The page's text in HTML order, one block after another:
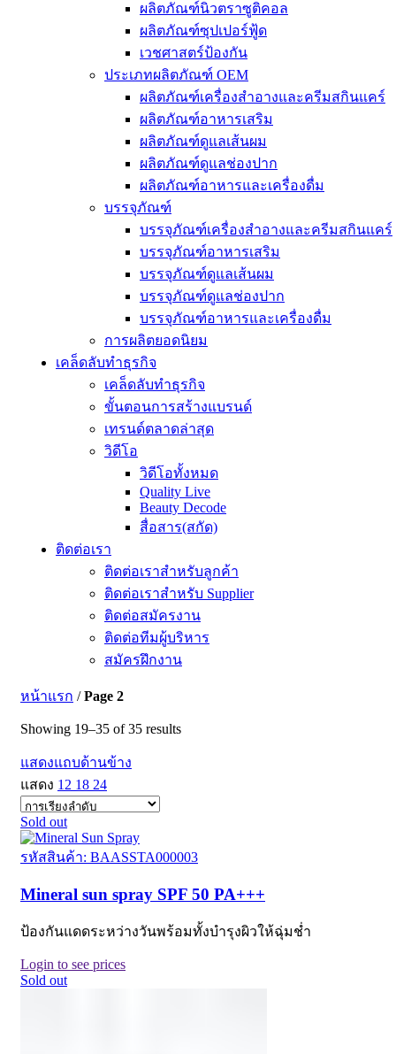
ผลิตภัณฑ์นิวตราซูติคอล
ผลิตภัณฑ์ซุปเปอร์ฟู้ด
เวชศาสตร์ป้องกัน
ประเภทผลิตภัณฑ์ OEM
ผลิตภัณฑ์เครื่องสำอางและครีมสกินแคร์
ผลิตภัณฑ์อาหารเสริม
ผลิตภัณฑ์ดูแลเส้นผม
ผลิตภัณฑ์ดูแลช่องปาก
ผลิตภัณฑ์อาหารและเครื่องดื่ม
บรรจุภัณฑ์
บรรจุภัณฑ์เครื่องสำอางและครีมสกินแคร์
บรรจุภัณฑ์อาหารเสริม
บรรจุภัณฑ์ดูแลเส้นผม
บรรจุภัณฑ์ดูแลช่องปาก
บรรจุภัณฑ์อาหารและเครื่องดื่ม
การผลิตยอดนิยม
เคล็ดลับทำธุรกิจ
เคล็ดลับทำธุรกิจ
ขั้นตอนการสร้างแบรนด์
เทรนด์ตลาดล่าสุด
วิดีโอ
วิดีโอทั้งหมด
Quality Live
Beauty Decode
สื่อสาร(สกัด)
ติดต่อเรา
ติดต่อเราสำหรับลูกค้า
ติดต่อเราสำหรับ Supplier
ติดต่อสมัครงาน
ติดต่อทีมผู้บริหาร
สมัครฝึกงาน
หน้าแรก /Page 2
Showing 19–35 of 35 results
แสดงแถบด้านข้าง
แสดง 12 18 24
Sold out
รหัสสินค้า: BAASSTA000003
Mineral sun spray SPF 50 PA+++
ป้องกันแดดระหว่างวันพร้อมทั้งบำรุงผิวให้ฉุ่มช่ำ
Login to see prices
Sold out